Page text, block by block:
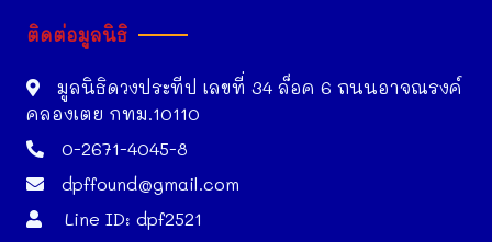
ติดต่อมูลนิธิ
มูลนิธิดวงประทีป เลขที่ 34 ล็อค 6 ถนนอาจณรงค์
คลองเตย กทม.10110
0-2671-4045-8
dpffound@gmail.com
Line ID: dpf2521